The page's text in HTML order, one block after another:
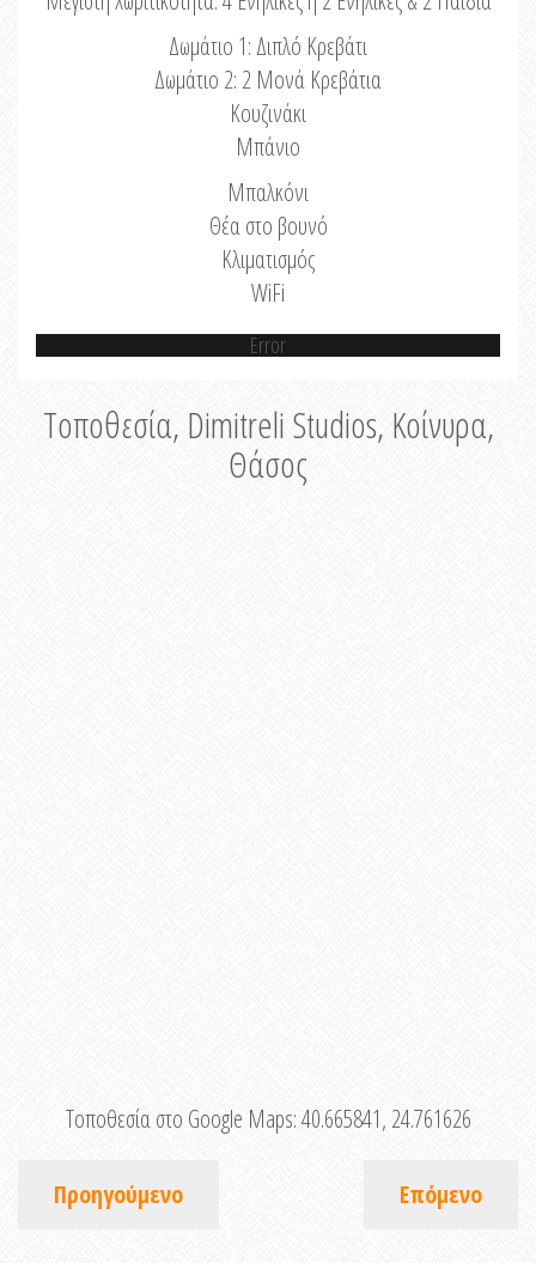
Δωμάτιο 1: Διπλό Κρεβάτι
Δωμάτιο 2: 2 Μονά Κρεβάτια
Κουζινάκι
Μπάνιο
Μπαλκόνι
Θέα στο βουνό
Κλιματισμός
WiFi
Error
Τοποθεσία, Dimitreli Studios, Κοίνυρα,
Θάσος
Τοποθεσία στο Google Maps:40.665841, 24.761626
Προηγούμενο Επόμενο